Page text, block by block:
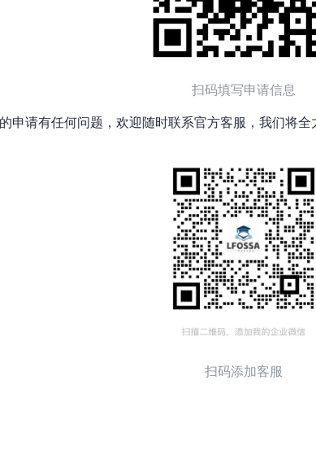
扫码填写申请信息
申请有任何问题，欢迎随时联系官方客服，我们将全
扫码添加客服